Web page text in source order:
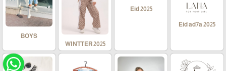
Eid ad7a 2025
Eid 2025
WINTTER 2025
BOYS